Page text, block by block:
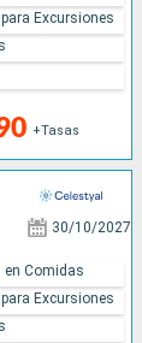
+Tasas
Excursiones
30/10/2027
en Comidas
Excursiones